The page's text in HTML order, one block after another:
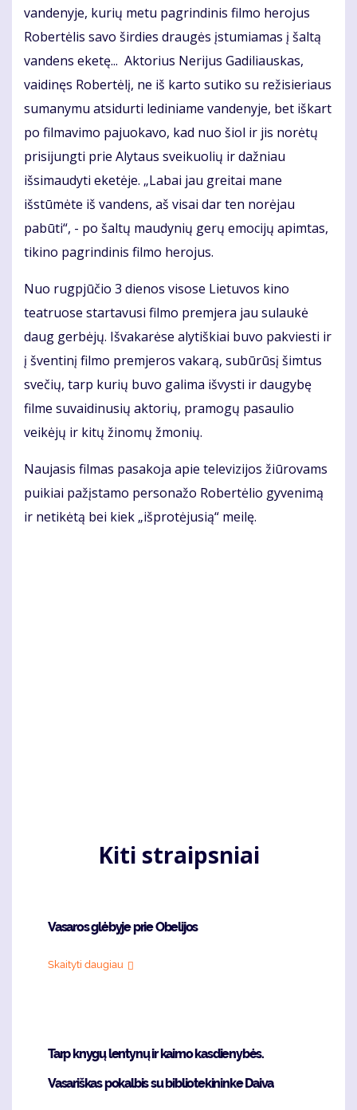
vandenyje, kurių metu pagrindinis filmo herojus
Robertėlis savo širdies draugės įstumiamas į šaltą
vandens eketę... Aktorius Nerijus Gadiliauskas,
vaidinęs Robertėlį, ne iš karto sutiko su režisieriaus
sumanymu atsidurti lediniame vandenyje, bet iškart
po filmavimo pajuokavo, kad nuo šiol ir jis norėtų
prisijungti prie Alytaus sveikuolių ir dažniau
išsimaudyti eketėje. „Labai jau greitai mane
išstūmėte iš vandens, aš visai dar ten norėjau
pabūti“, - po šaltų maudynių gerų emocijų apimtas,
tikino pagrindinis filmo herojus.
Nuo rugpjūčio 3 dienos visose Lietuvos kino
teatruose startavusi filmo premjera jau sulaukė
daug gerbėjų. Išvakarėse alytiškiai buvo pakviesti ir
į šventinį filmo premjeros vakarą, subūrūsį šimtus
svečių, tarp kurių buvo galima išvysti ir daugybę
filme suvaidinusių aktorių, pramogų pasaulio
veikėjų ir kitų žinomų žmonių.
Naujasis filmas pasakoja apie televizijos žiūrovams
puikiai pažįstamo personažo Robertėlio gyvenimą
ir netikėtą bei kiek „išprotėjusią“ meilę.
Kiti straipsniai
Vasaros glėbyje prie Obelijos
Skaityti daugiau
Tarp knygų lentynų ir kaimo kasdienybės.
Vasariškas pokalbis su bibliotekininke Daiva